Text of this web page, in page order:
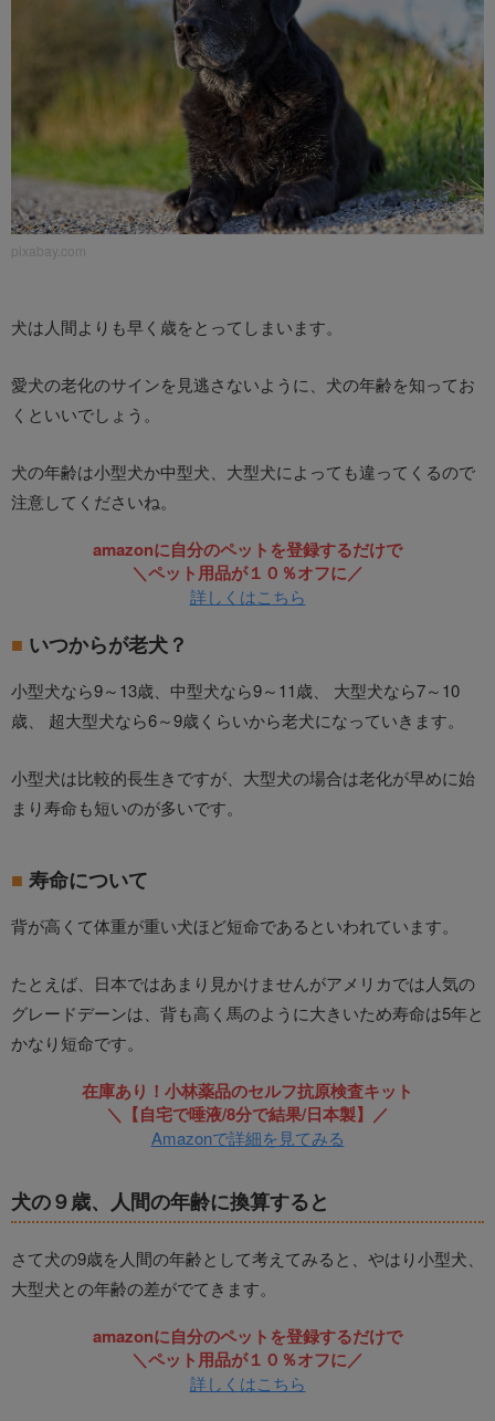
pixabay.com
犬は人間よりも早く歳をとってしまいます。
愛犬の老化のサインを見逃さないように、犬の年齢を知ってお
くといいでしょう。
犬の年齢は小型犬か中型犬、大型犬によっても違ってくるので
注意してくださいね。
amazonに自分のペットを登録するだけで
＼ペット用品が１０％オフに／
詳しくはこちら
いつからが老犬？
小型犬なら9～13歳、中型犬なら9～11歳、 大型犬なら7～10
歳、 超大型犬なら6～9歳くらいから老犬になっていきます。
小型犬は比較的長生きですが、大型犬の場合は老化が早めに始
まり寿命も短いのが多いです。
寿命について
背が高くて体重が重い犬ほど短命であるといわれています。
たとえば、日本ではあまり見かけませんがアメリカでは人気の
グレードデーンは、背も高く馬のように大きいため寿命は5年と
かなり短命です。
在庫あり！小林薬品のセルフ抗原検査キット
＼【自宅で唾液/8分で結果/日本製】／
Amazonで詳細を見てみる
犬の９歳、人間の年齢に換算すると
さて犬の9歳を人間の年齢として考えてみると、やはり小型犬、
大型犬との年齢の差がでてきます。
amazonに自分のペットを登録するだけで
＼ペット用品が１０％オフに／
詳しくはこちら